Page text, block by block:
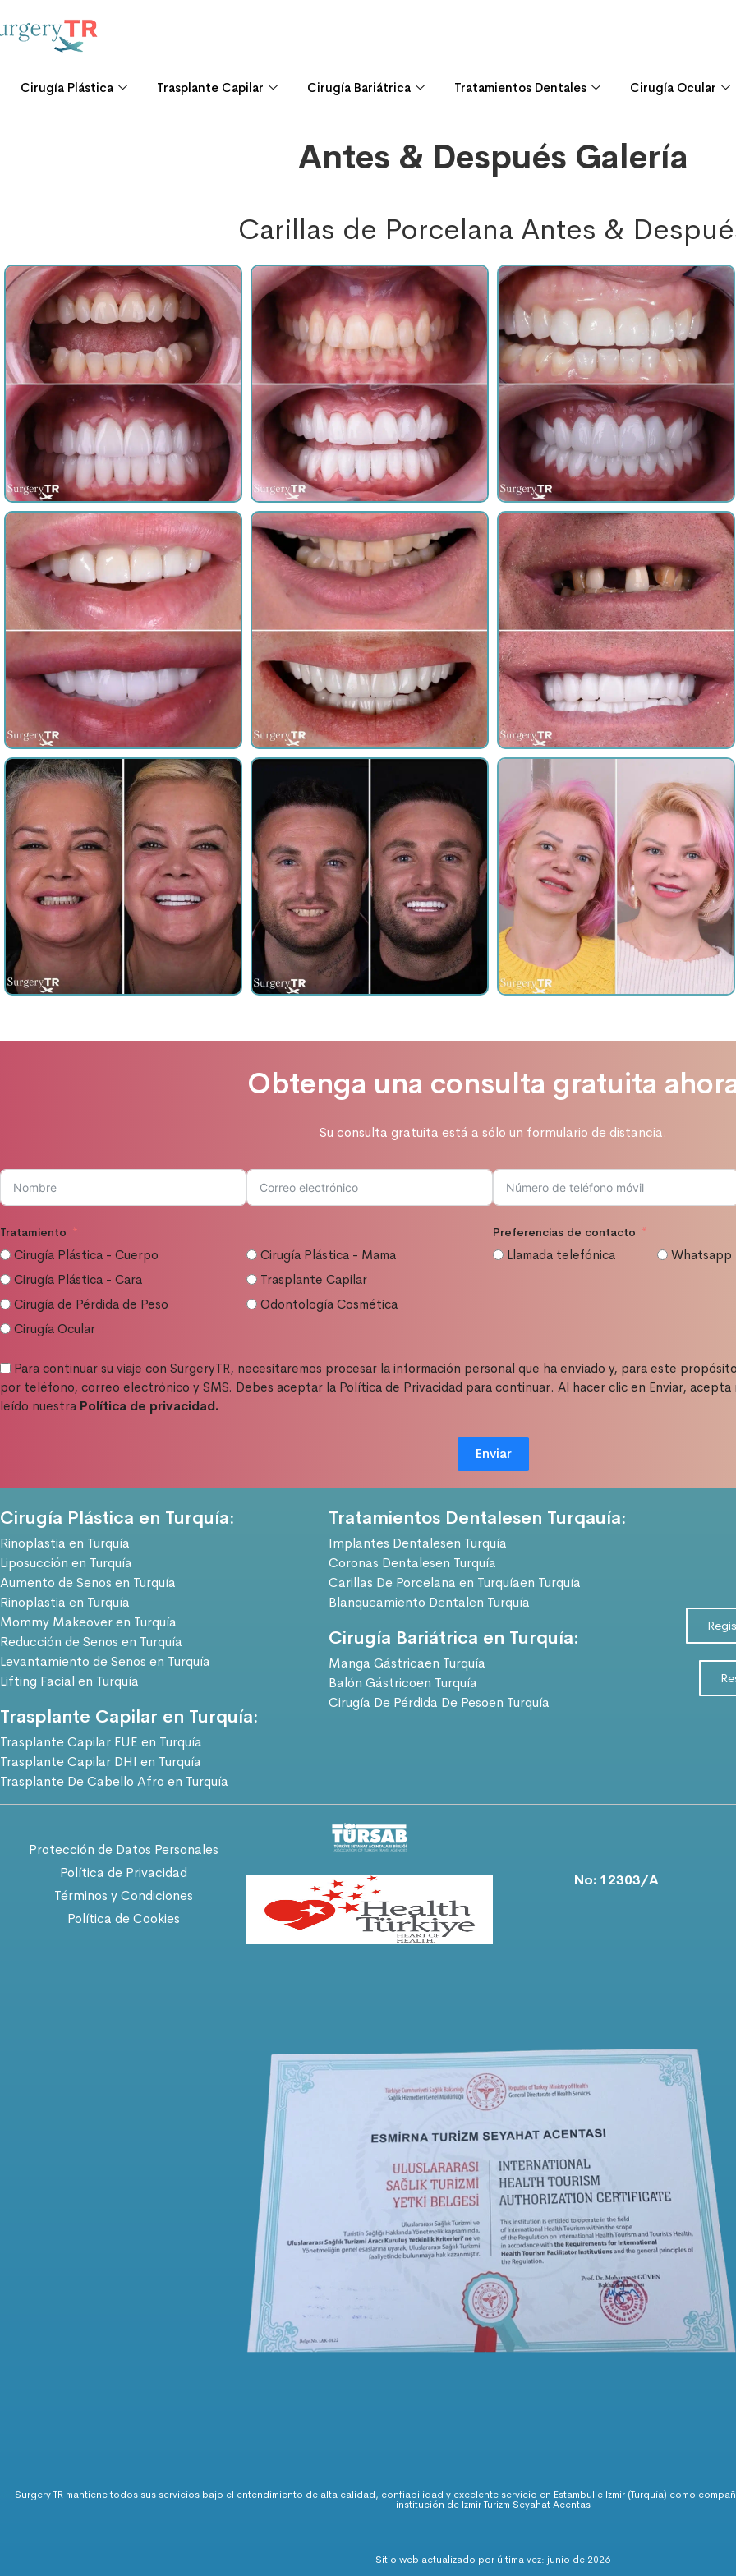
Cirugía Plástica Trasplante Capilar Cirugía Bariátrica Tratamientos Dentales Cirugía Ocular
Antes & Después Galería
Carillas de Porcelana Antes &
Obtenga una consulta gratuita
Su consulta gratuita está a sólo un formulario de distancia.
Tratamiento
Cirugía Plástica - Cuerpo
Cirugía Plástica - Mama
Cirugía Plástica - Cara
Trasplante Capilar
Cirugía de Pérdida de Peso
Odontología Cosmética
Cirugía Ocular
Preferencias de contacto
Llamada telefónica Whatsapp
Para continuar su viaje con SurgeryTR, necesitaremos procesar la información personal que ha enviado y, para este
por teléfono, correo electrónico y SMS. Debes aceptar la Política de Privacidad para continuar. Al hacer clic en Enviar,
leído nuestra Política de privacidad.
Enviar
Cirugía Plástica en Turquía:
Rinoplastia en Turquía
Liposucción en Turquía
Aumento de Senos en Turquía
Rinoplastia en Turquía
Mommy Makeover en Turquía
Reducción de Senos en Turquía
Levantamiento de Senos en Turquía
Lifting Facial en Turquía
Trasplante Capilar en Turquía:
Trasplante Capilar FUE en Turquía
Trasplante Capilar DHI en Turquía
Trasplante De Cabello Afro en Turquía
Tratamientos Dentalesen Turqauía:
Implantes Dentalesen Turquía
Coronas Dentalesen Turquía
Carillas De Porcelana en Turquíaen Turquía
Blanqueamiento Dentalen Turquía
Cirugía Bariátrica en Turquía:
Manga Gástricaen Turquía
Balón Gástricoen Turquía
Cirugía De Pérdida De Pesoen Turquía
Protección de Datos Personales
Política de Privacidad
Términos y Condiciones
Política de Cookies
No: 12303/A
Surgery TR mantiene todos sus servicios bajo el entendimiento de alta calidad, confiabilidad y excelente servicio en Estambul e Izmir (Turquía) como
institución de Izmir Turizm Seyahat Acentas
Sitio web actualizado por última vez: junio de 2026